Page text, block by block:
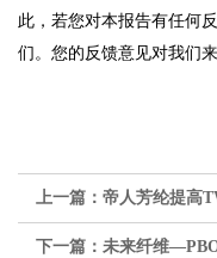
此，若您对本报告有任何
们。您的反馈意见对我们来
上一篇： 帝人芳纶提高
下一篇： 未来纤维